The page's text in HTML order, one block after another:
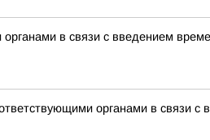
в связи с введением
органами в связи с